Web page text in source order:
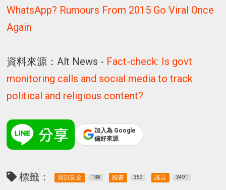
WhatsApp? Rumours From 2015 Go Viral Once
Again
資料來源：Alt News - Fact-check: Is govt
monitoring calls and social media to track
political and religious content?
加入為 Google
偏好來源
標籤： 資訊安全 138 臉書 359 謠言 3491